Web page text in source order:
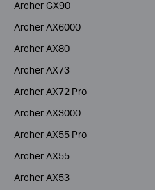
Archer GX90
Archer AX6000
Archer AX80
Archer AX73
Archer AX72 Pro
Archer AX3000
Archer AX55 Pro
Archer AX55
Archer AX53